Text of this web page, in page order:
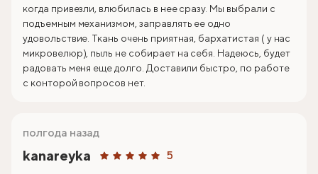
когда привезли, влюбилась в нее сразу. Мы выбрали с
подъемным механизмом, заправлять ее одно
удовольствие. Ткань очень приятная, бархатистая ( у нас
микровелюр), пыль не собирает на себя. Надеюсь, будет
радовать меня еще долго. Доставили быстро, по работе
с конторой вопросов нет.
kanareyka 5
полгода назад